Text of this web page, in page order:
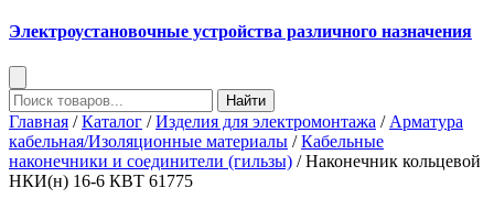
Электроустановочные устройства различного назначения
Найти
Главная /Каталог /Изделия для электромонтажа / Арматура
кабельная/Изоляционные материалы /Кабельные
наконечники и соединители (гильзы) / Наконечник кольцевой
НКИ(н) 16-6 КВТ 61775